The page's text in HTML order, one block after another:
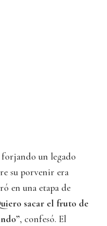
forjando un legado
su porvenir era
en una etapa de
sacar el fruto de
, confesó. El